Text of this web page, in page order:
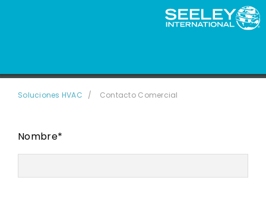
Soluciones HVAC Contacto Comercial
Nombre*